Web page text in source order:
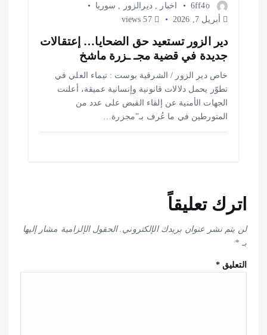
6ff4o اخبار ,ديرالزور
سوريا
أبريل 7, 2026
57 views
دير الزور تستعيد حق الضحايا… إعتقالات
جديدة في قضية مجـ ـزرة ماشخ
خاص دير الزور / الشرقية بوست : تيماء العلي في
تطوّر يحمل دلالات قانونية وإنسانية عميقة، أعلنت
الجهات الأمنية عن إلقاء القبض على عدد من
المتورطين في ما عُرف بـ”مجزرة…
اترك تعليقاً
لن يتم نشر عنوان بريدك الإلكتروني. الحقول الإلزامية مشار إليها
بـ *
التعليق*